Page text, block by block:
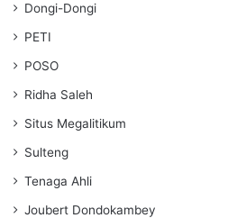
Dongi-Dongi
PETI
POSO
Ridha Saleh
Situs Megalitikum
Sulteng
Tenaga Ahli
Joubert Dondokambey